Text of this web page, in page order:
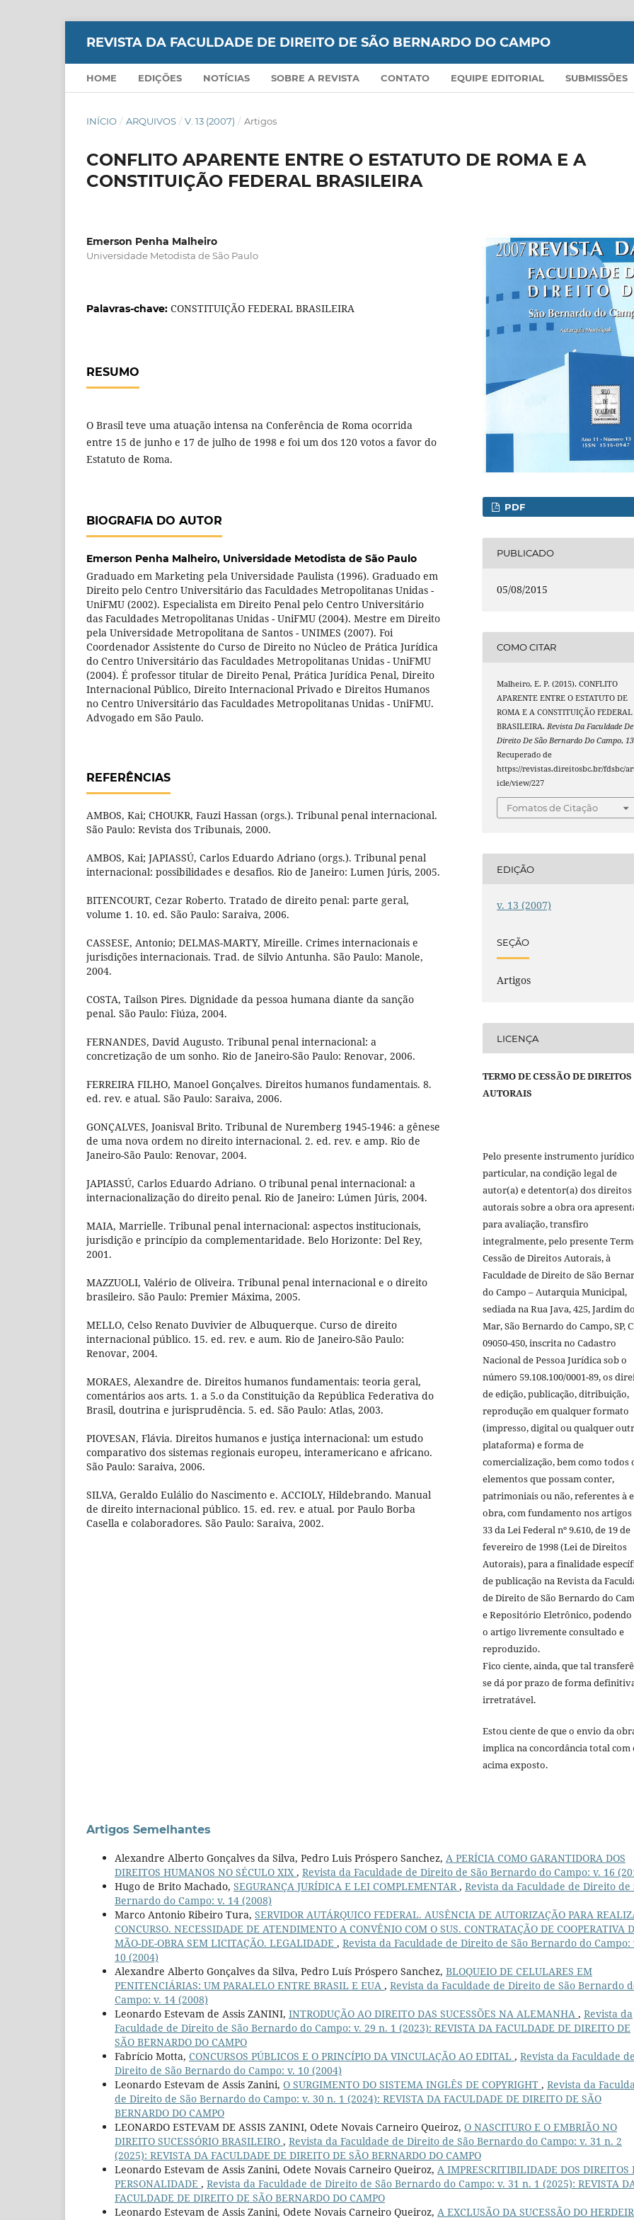
REVISTA DA FACULDADE DE DIREITO DE SÃO BERNARDO DO CAMPO
HOME EDIÇÕES NOTÍCIAS SOBRE A REVISTA CONTATO EQUIPE EDITORIAL SUBMISSÕES
INÍCIO / ARQUIVOS / V. 13 (2007) / Artigos
CONFLITO APARENTE ENTRE O ESTATUTO DE ROMA E A
CONSTITUIÇÃO FEDERAL BRASILEIRA
Emerson Penha Malheiro
Universidade Metodista de São Paulo
Palavras-chave: CONSTITUIÇÃO FEDERAL BRASILEIRA
RESUMO
O Brasil teve uma atuação intensa na Conferência de Roma ocorrida
entre 15 de junho e 17 de julho de 1998 e foi um dos 120 votos a favor do
Estatuto de Roma.
BIOGRAFIA DO AUTOR
Emerson Penha Malheiro, Universidade Metodista de São Paulo
Graduado em Marketing pela Universidade Paulista (1996). Graduado em
Direito pelo Centro Universitário das Faculdades Metropolitanas Unidas -
UniFMU (2002). Especialista em Direito Penal pelo Centro Universitário
das Faculdades Metropolitanas Unidas - UniFMU (2004). Mestre em Direito
pela Universidade Metropolitana de Santos - UNIMES (2007). Foi
Coordenador Assistente do Curso de Direito no Núcleo de Prática Jurídica
do Centro Universitário das Faculdades Metropolitanas Unidas - UniFMU
(2004). É professor titular de Direito Penal, Prática Jurídica Penal, Direito
Internacional Público, Direito Internacional Privado e Direitos Humanos
no Centro Universitário das Faculdades Metropolitanas Unidas - UniFMU.
Advogado em São Paulo.
REFERÊNCIAS
AMBOS, Kai; CHOUKR, Fauzi Hassan (orgs.). Tribunal penal internacional.
São Paulo: Revista dos Tribunais, 2000.
AMBOS, Kai; JAPIASSÚ, Carlos Eduardo Adriano (orgs.). Tribunal penal
internacional: possibilidades e desafios. Rio de Janeiro: Lumen Júris, 2005.
BITENCOURT, Cezar Roberto. Tratado de direito penal: parte geral,
volume 1. 10. ed. São Paulo: Saraiva, 2006.
CASSESE, Antonio; DELMAS-MARTY, Mireille. Crimes internacionais e
jurisdições internacionais. Trad. de Silvio Antunha. São Paulo: Manole,
2004.
COSTA, Tailson Pires. Dignidade da pessoa humana diante da sanção
penal. São Paulo: Fiúza, 2004.
FERNANDES, David Augusto. Tribunal penal internacional: a
concretização de um sonho. Rio de Janeiro-São Paulo: Renovar, 2006.
FERREIRA FILHO, Manoel Gonçalves. Direitos humanos fundamentais. 8.
ed. rev. e atual. São Paulo: Saraiva, 2006.
GONÇALVES, Joanisval Brito. Tribunal de Nuremberg 1945-1946: a gênese
de uma nova ordem no direito internacional. 2. ed. rev. e amp. Rio de
Janeiro-São Paulo: Renovar, 2004.
JAPIASSÚ, Carlos Eduardo Adriano. O tribunal penal internacional: a
internacionalização do direito penal. Rio de Janeiro: Lúmen Júris, 2004.
MAIA, Marrielle. Tribunal penal internacional: aspectos institucionais,
jurisdição e princípio da complementaridade. Belo Horizonte: Del Rey,
2001.
MAZZUOLI, Valério de Oliveira. Tribunal penal internacional e o direito
brasileiro. São Paulo: Premier Máxima, 2005.
MELLO, Celso Renato Duvivier de Albuquerque. Curso de direito
internacional público. 15. ed. rev. e aum. Rio de Janeiro-São Paulo:
Renovar, 2004.
MORAES, Alexandre de. Direitos humanos fundamentais: teoria geral,
comentários aos arts. 1. a 5.o da Constituição da República Federativa do
Brasil, doutrina e jurisprudência. 5. ed. São Paulo: Atlas, 2003.
PIOVESAN, Flávia. Direitos humanos e justiça internacional: um estudo
comparativo dos sistemas regionais europeu, interamericano e africano.
São Paulo: Saraiva, 2006.
SILVA, Geraldo Eulálio do Nascimento e. ACCIOLY, Hildebrando. Manual
de direito internacional público. 15. ed. rev. e atual. por Paulo Borba
Casella e colaboradores. São Paulo: Saraiva, 2002.
PDF
PUBLICADO
05/08/2015
COMO CITAR
Malheiro, E. P. (2015). CONFLITO
APARENTE ENTRE O ESTATUTO DE
ROMA E A CONSTITUIÇÃO FEDERAL
BRASILEIRA.Revista Da Faculdade De
Direito De São Bernardo Do Campo,13
Recuperado de
https://revistas.direitosbc.br/fdsbc/
icle/view/227
Fomatos de Citação
EDIÇÃO
v. 13 (2007)
SEÇÃO
Artigos
LICENÇA
TERMO DE CESSÃO DE DIREITOS
AUTORAIS
Pelo presente instrumento jurídico
particular, na condição legal de
autor(a) e detentor(a) dos direitos
autorais sobre a obra ora
para avaliação, transfiro
integralmente, pelo presente
Cessão de Direitos Autorais, à
Faculdade de Direito de São
do Campo – Autarquia Municipal,
sediada na Rua Java, 425, Jardim do
Mar, São Bernardo do Campo, SP,
09050-450, inscrita no Cadastro
Nacional de Pessoa Jurídica sob o
número 59.108.100/0001-89, os
de edição, publicação, ditribuição,
reprodução em qualquer formato
(impresso, digital ou qualquer
plataforma) e forma de
comercialização, bem como todos
elementos que possam conter,
patrimoniais ou não, referentes à
obra, com fundamento nos artigos
33 da Lei Federal nº 9.610, de 19 de
fevereiro de 1998 (Lei de Direitos
Autorais), para a finalidade
de publicação na Revista da
de Direito de São Bernardo do
e Repositório Eletrônico, podendo
o artigo livremente consultado e
reproduzido.
Fico ciente, ainda, que tal
se dá por prazo de forma
irretratável.
Estou ciente de que o envio da
implica na concordância total com
acima exposto.
Artigos Semelhantes
Alexandre Alberto Gonçalves da Silva, Pedro Luis Próspero Sanchez, A PERÍCIA COMO GARANTIDORA DOS
DIREITOS HUMANOS NO SÉCULO XIX , Revista da Faculdade de Direito de São Bernardo do Campo: v. 16
Hugo de Brito Machado, SEGURANÇA JURÍDICA E LEI COMPLEMENTAR , Revista da Faculdade de Direito de
Bernardo do Campo: v. 14 (2008)
Marco Antonio Ribeiro Tura, SERVIDOR AUTÁRQUICO FEDERAL. AUSÊNCIA DE AUTORIZAÇÃO PARA
CONCURSO. NECESSIDADE DE ATENDIMENTO A CONVÊNIO COM O SUS. CONTRATAÇÃO DE COOPERATIVA
MÃO-DE-OBRA SEM LICITAÇÃO. LEGALIDADE , Revista da Faculdade de Direito de São Bernardo do Campo:
10 (2004)
Alexandre Alberto Gonçalves da Silva, Pedro Luís Próspero Sanchez, BLOQUEIO DE CELULARES EM
PENITENCIÁRIAS: UM PARALELO ENTRE BRASIL E EUA , Revista da Faculdade de Direito de São Bernardo
Campo: v. 14 (2008)
Leonardo Estevam de Assis ZANINI, INTRODUÇÃO AO DIREITO DAS SUCESSÕES NA ALEMANHA , Revista da
Faculdade de Direito de São Bernardo do Campo: v. 29 n. 1 (2023): REVISTA DA FACULDADE DE DIREITO DE
SÃO BERNARDO DO CAMPO
Fabrício Motta, CONCURSOS PÚBLICOS E O PRINCÍPIO DA VINCULAÇÃO AO EDITAL , Revista da Faculdade de
Direito de São Bernardo do Campo: v. 10 (2004)
Leonardo Estevam de Assis Zanini, O SURGIMENTO DO SISTEMA INGLÊS DE COPYRIGHT , Revista da
de Direito de São Bernardo do Campo: v. 30 n. 1 (2024): REVISTA DA FACULDADE DE DIREITO DE SÃO
BERNARDO DO CAMPO
LEONARDO ESTEVAM DE ASSIS ZANINI, Odete Novais Carneiro Queiroz, O NASCITURO E O EMBRIÃO NO
DIREITO SUCESSÓRIO BRASILEIRO , Revista da Faculdade de Direito de São Bernardo do Campo: v. 31 n. 2
(2025): REVISTA DA FACULDADE DE DIREITO DE SÃO BERNARDO DO CAMPO
Leonardo Estevam de Assis Zanini, Odete Novais Carneiro Queiroz, A IMPRESCRITIBILIDADE DOS DIREITOS
PERSONALIDADE , Revista da Faculdade de Direito de São Bernardo do Campo: v. 31 n. 1 (2025): REVISTA
FACULDADE DE DIREITO DE SÃO BERNARDO DO CAMPO
Leonardo Estevam de Assis Zanini, Odete Novais Carneiro Queiroz, A EXCLUSÃO DA SUCESSÃO DO